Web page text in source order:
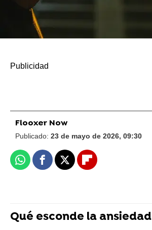
Flooxer Now
Publicado: 23 de mayo de 2026, 09:30
WhatsappFacebook
X Flipboard
Qué esconde la ansiedad